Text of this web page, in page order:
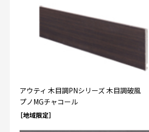
アウティ 木目調PNシリーズ 木目調破風
プノMGチャコール
［地域限定］